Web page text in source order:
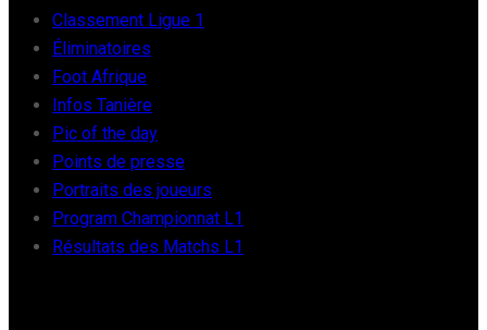
Classement Ligue 1
Éliminatoires
Foot Afrique
Infos Tanière
Pic of the day
Points de presse
Portraits des joueurs
Program Championnat L1
Résultats des Matchs L1